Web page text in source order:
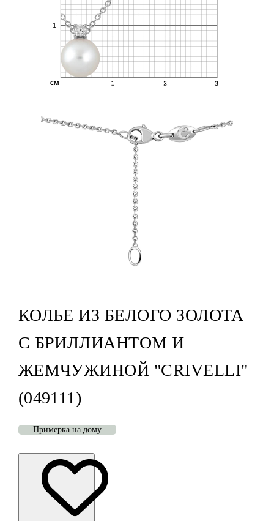
КОЛЬЕ ИЗ БЕЛОГО ЗОЛОТА
С БРИЛЛИАНТОМ И
ЖЕМЧУЖИНОЙ "CRIVELLI"
(049111)
Примерка на дому